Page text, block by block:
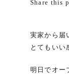
Share this
実家から届
とてもいい
明日でオー